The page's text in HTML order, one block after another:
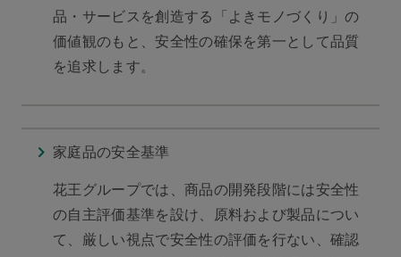
品・サービスを創造する「よきモノづくり」の
価値観のもと、安全性の確保を第一として品質
を追求します。
家庭品の安全基準
花王グループでは、商品の開発段階には安全性
の自主評価基準を設け、原料および製品につい
て、厳しい視点で安全性の評価を行ない、確認